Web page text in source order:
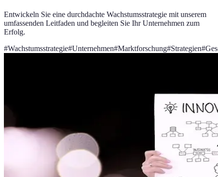
Entwickeln Sie eine durchdachte Wachstumsstrategie mit unserem
umfassenden Leitfaden und begleiten Sie Ihr Unternehmen zum
Erfolg.
#Wachstumsstrategie#Unternehmen#Marktforschung#Strategien#